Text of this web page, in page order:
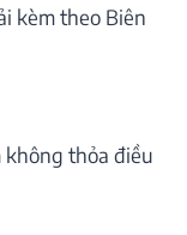
kèm theo Biên
không thỏa điều